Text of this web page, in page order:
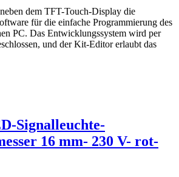
dem TFT-Touch-Display die
für die einfache Programmierung des
PC. Das Entwicklungssystem wird per
und der Kit-Editor erlaubt das
Signalleuchte-
16 mm- 230 V- rot-